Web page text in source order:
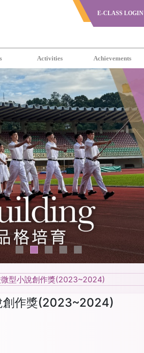
E-CLASS LOGIN
Activities Achievements
型小說創作獎(2023~2024)
創作獎(2023~2024)